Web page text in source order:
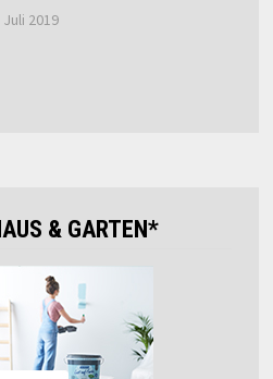
Juli 2019
& GARTEN*